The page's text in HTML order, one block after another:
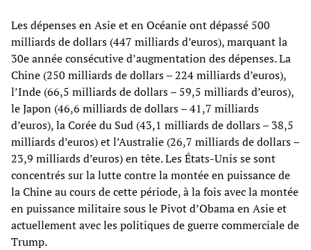
Les dépenses en Asie et en Océanie ont dépassé 500
milliards de dollars (447 milliards d’euros), marquant la
30e année consécutive d’augmentation des dépenses. La
Chine (250 milliards de dollars – 224 milliards d’euros),
l’Inde (66,5 milliards de dollars – 59,5 milliards d’euros),
le Japon (46,6 milliards de dollars – 41,7 milliards
d’euros), la Corée du Sud (43,1 milliards de dollars – 38,5
milliards d’euros) et l’Australie (26,7 milliards de dollars –
23,9 milliards d’euros) en tête. Les États-Unis se sont
concentrés sur la lutte contre la montée en puissance de
la Chine au cours de cette période, à la fois avec la montée
en puissance militaire sous le Pivot d’Obama en Asie et
actuellement avec les politiques de guerre commerciale de
Trump.